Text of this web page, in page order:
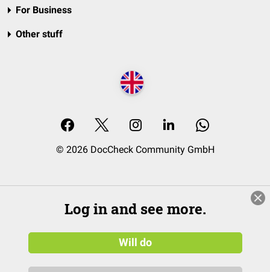
For Business
Other stuff
© 2026 DocCheck Community GmbH
Log in and see more.
Will do